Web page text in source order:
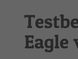
Eagle